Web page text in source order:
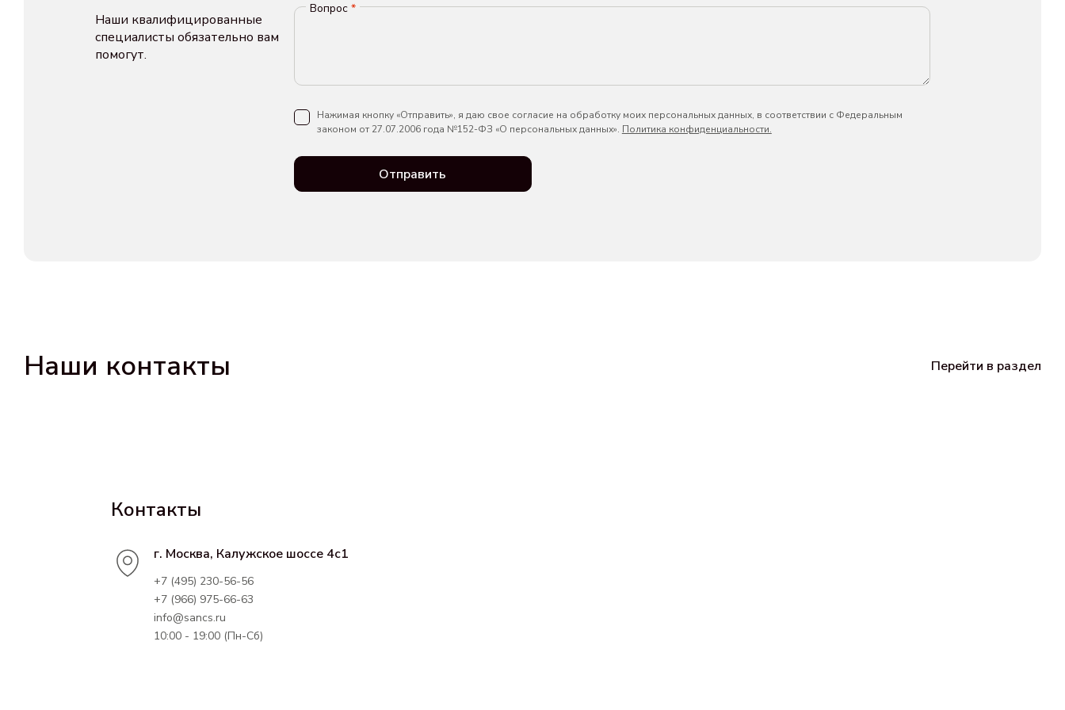
Наши квалифицированные
специалисты обязательно вам
помогут.
Вопрос *
Нажимая кнопку «Отправить», я даю свое согласие на обработку моих персональных данных, в соответствии с Федеральным
законом от 27.07.2006 года №152-ФЗ «О персональных данных». Политика конфиденциальности.
Отправить
Наши контакты Перейти в раздел
Контакты
г. Москва, Калужское шоссе 4с1
+7 (495) 230-56-56
+7 (966) 975-66-63
info@sancs.ru
10:00 - 19:00 (Пн-Сб)